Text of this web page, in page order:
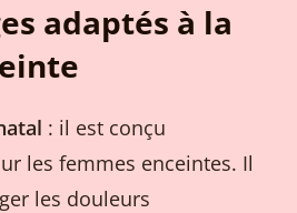
adaptés à la
: il est conçu
les femmes enceintes. Il
les douleurs